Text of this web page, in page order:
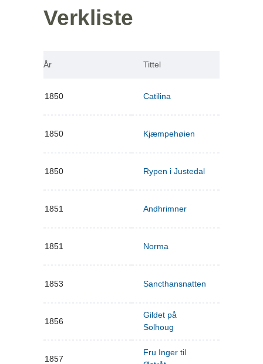
Verkliste
År Tittel
1850 Catilina
1850 Kjæmpehøien
1850 Rypen i Justedal
1851 Andhrimner
1851 Norma
1853 Sancthansnatten
1856
Gildet på
Solhoug
1857
Fru Inger til